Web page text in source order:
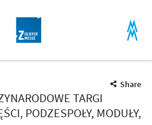
Share
TARGI
PODZESPOŁY, MODUŁY,